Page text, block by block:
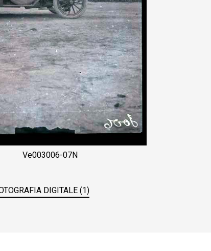
Ve003006-07N
DIGITALE (1)